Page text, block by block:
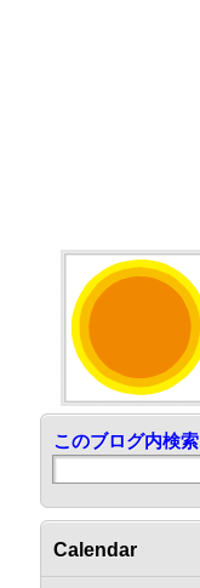
このブログ内検索
Calendar